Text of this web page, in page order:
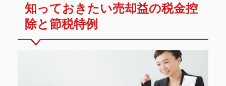
知っておきたい売却益の税金控
除と節税特例